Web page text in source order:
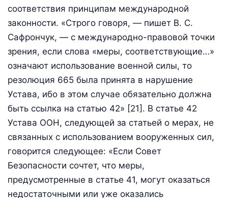
соответствия принципам международной
законности. «Строго говоря, — пишет В. С.
Сафрончук, — с международно-правовой точки
зрения, если слова «меры, соответствующие…»
означают использование военной силы, то
резолюция 665 была принята в нарушение
Устава, ибо в этом случае обязательно должна
быть ссылка на статью 42» [21]. В статье 42
Устава ООН, следующей за статьей о мерах, не
связанных с использованием вооруженных сил,
говорится следующее: «Если Совет
Безопасности сочтет, что меры,
предусмотренные в статье 41, могут оказаться
недостаточными или уже оказались